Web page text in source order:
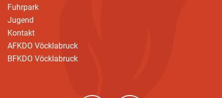
Fuhrpark
Jugend
Kontakt
AFKDO Vöcklabruck
BFKDO Vöcklabruck